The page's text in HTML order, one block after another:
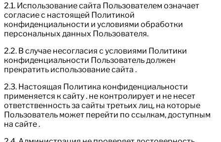
2.1. Использование сайта Пользователем означает
согласие с настоящей Политикой
конфиденциальности и условиями обработки
персональных данных Пользователя.
2.2. В случае несогласия с условиями Политики
конфиденциальности Пользователь должен
прекратить использование сайта .
2.3. Настоящая Политика конфиденциальности
применяется к сайту . не контролирует и не несет
ответственность за сайты третьих лиц, на которые
Пользователь может перейти по ссылкам, доступным
на сайте .